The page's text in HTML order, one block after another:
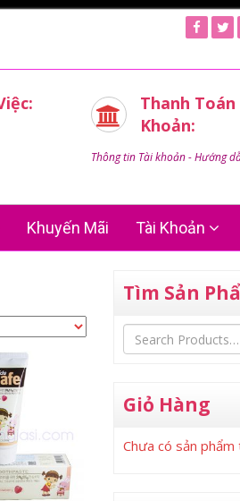
Thanh Toán
Khoản:
Thông tin Tài khoản - Hướng
Khuyến Mãi Tài Khoản
Tìm Sản
Giỏ Hàng
Chưa có sản